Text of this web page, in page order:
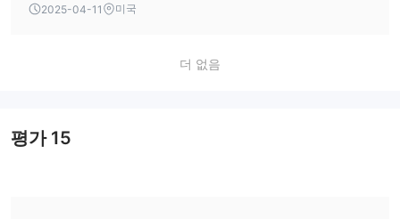
but I’d still have to account for the commission fees.
2025-04-11 미국
더 없음
평가15